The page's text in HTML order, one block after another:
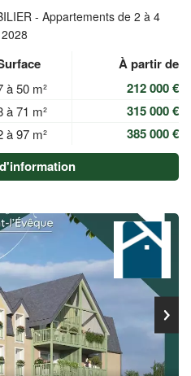
- Appartements de 2 à 4
À partir de
à 50 m² 212 000 €
à 71 m² 315 000 €
à 97 m²
385 000 €